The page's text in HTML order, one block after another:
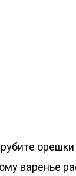
варенье